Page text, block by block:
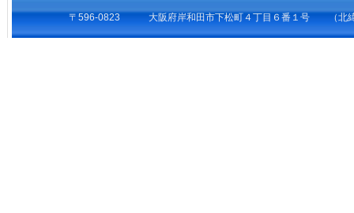
〒596-0823 大阪府岸和田市下松町４丁目６番１号 （北